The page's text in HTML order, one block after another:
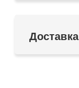
Доставка